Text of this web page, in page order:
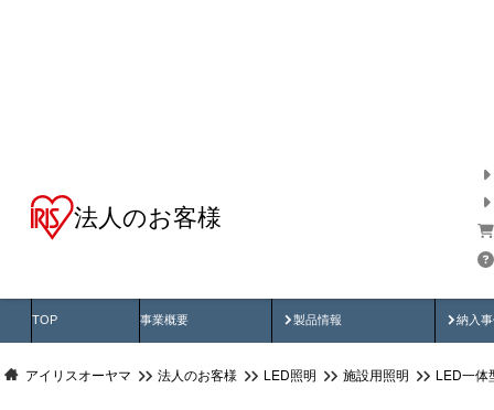
法人のお客様
TOP 事業概要 製品情報
製品動画 納入
納
アイリスオーヤマ 法人のお客様 LED照明 施設用照明 LED一体